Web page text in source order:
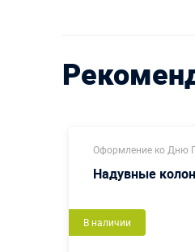
Оформление ко Дню
Надувные
В наличии